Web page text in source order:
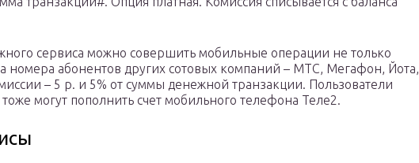
сервиса можно совершить мобильные операции не только
номера абонентов других сотовых компаний – МТС, Мегафон, Йота,
– 5 р. и 5% от суммы денежной транзакции. Пользователи
могут пополнить счет мобильного телефона Теле2.